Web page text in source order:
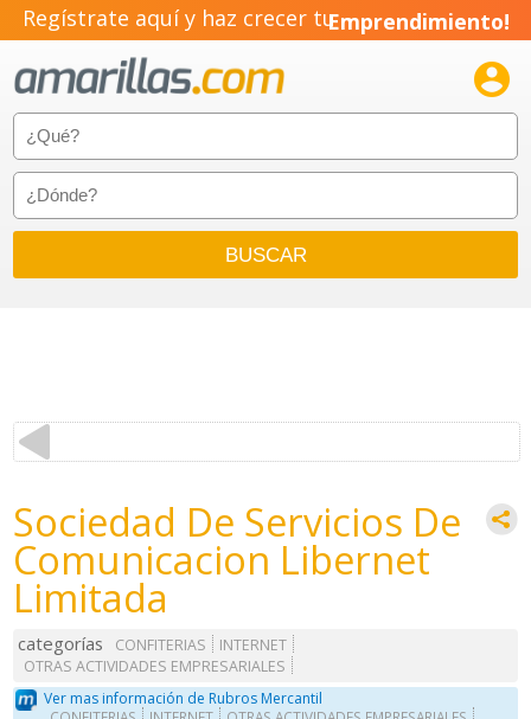
Regístrate aquí y haz crecer tuEmprendimiento!

Sociedad De Servicios De
Comunicacion Libernet
Limitada
categorías CONFITERIAS
INTERNET
OTRAS ACTIVIDADES EMPRESARIALES
Ver mas información de Rubros Mercantil